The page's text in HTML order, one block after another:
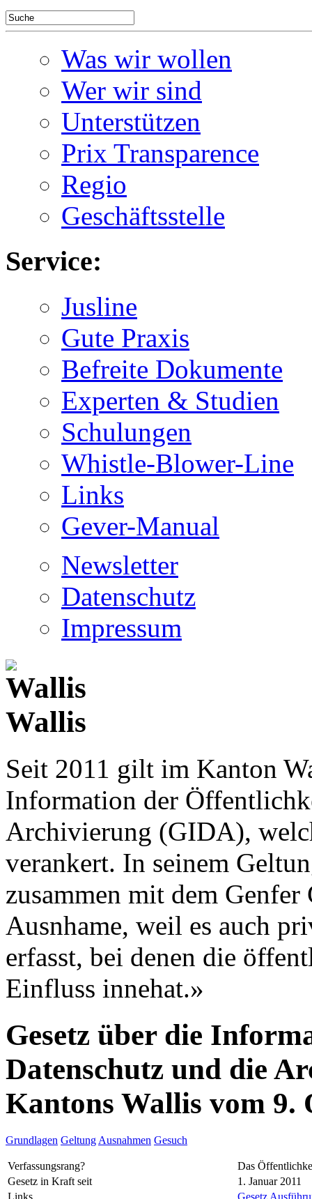
Was wir wollen
Wer wir sind
Unterstützen
Prix Transparence
Regio
Geschäftsstelle
Service:
Jusline
Gute Praxis
Befreite Dokumente
Experten & Studien
Schulungen
Whistle-Blower-Line
Links
Gever-Manual
Newsletter
Datenschutz
Impressum
Wallis
Seit 2011 gilt im Kanton
Information der
Archivierung (GIDA),
verankert. In seinem
zusammen mit dem Genfer
Ausnhame, weil es auch
erfasst, bei denen die
Einfluss innehat.»
Gesetz über die
Datenschutz und die
Kantons Wallis vom 9.
Grundlagen Geltung Ausnahmen Gesuch
Verfassungsrang?
Das
Gesetz in Kraft seit
1. Januar 2011
Links
Gesetz